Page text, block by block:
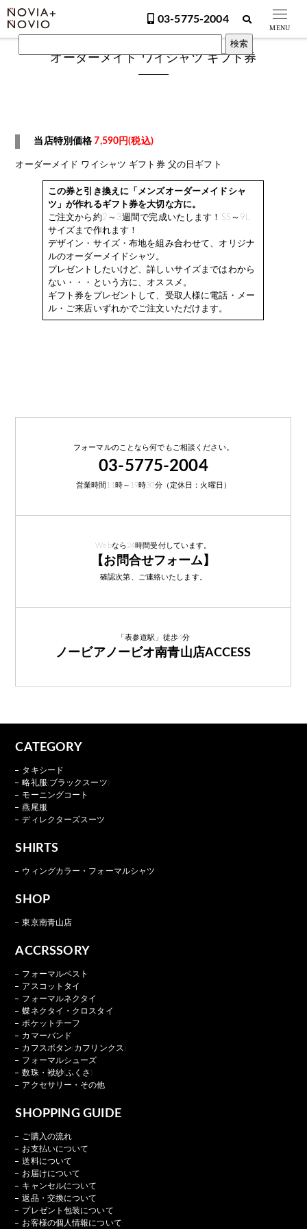
MENU
03-5775-2004
オーダーメイド ワイシャツ ギフト券
当店特別価格 7,590円(税込)
オーダーメイド ワイシャツ ギフト券 父の日ギフト
この券と引き換えに「メンズオーダーメイドシャ
ツ」が作れるギフト券を大切な方に。
ご注文から約2～3週間で完成いたします！SS～9L
サイズまで作れます！
デザイン・サイズ・布地を組み合わせて、オリジナ
ルのオーダーメイドシャツ。
プレゼントしたいけど、詳しいサイズまではわから
ない・・・という方に、オススメ。
ギフト券をプレゼントして、受取人様に電話・メー
ル・ご来店いずれかでご注文いただけます。
フォーマルのことなら何でもご相談ください。
03-5775-2004
営業時間11時～19時30分（定休日：火曜日）
Webなら24時間受付しています。
【お問合せフォーム】
確認次第、ご連絡いたします。
「表参道駅」徒歩4分
ノービアノービオ南青山店ACCESS
CATEGORY
タキシード
略礼服(ブラックスーツ)
モーニングコート
燕尾服
ディレクターズスーツ
SHIRTS
ウィングカラー・フォーマルシャツ
SHOP
東京南青山店
ACCRSSORY
フォーマルベスト
アスコットタイ
フォーマルネクタイ
蝶ネクタイ・クロスタイ
ポケットチーフ
カマーバンド
カフスボタン(カフリンクス)
フォーマルシューズ
数珠・袱紗(ふくさ)
アクセサリー・その他
SHOPPING GUIDE
ご購入の流れ
お支払いについて
送料について
お届けについて
キャンセルについて
返品・交換について
プレゼント包装について
お客様の個人情報について